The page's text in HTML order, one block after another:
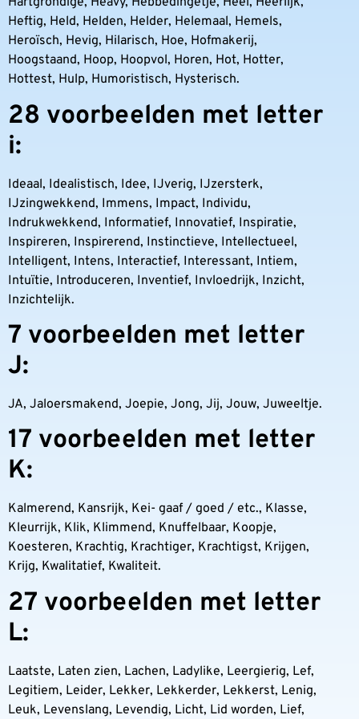
Heftig, Held, Helden, Helder, Helemaal, Hemels,
Heroïsch, Hevig, Hilarisch, Hoe, Hofmakerij,
Hoogstaand, Hoop, Hoopvol, Horen, Hot, Hotter,
Hottest, Hulp, Humoristisch, Hysterisch.
28 voorbeelden met letter
i:
Ideaal, Idealistisch, Idee, IJverig, IJzersterk,
IJzingwekkend, Immens, Impact, Individu,
Indrukwekkend, Informatief, Innovatief, Inspiratie,
Inspireren, Inspirerend, Instinctieve, Intellectueel,
Intelligent, Intens, Interactief, Interessant, Intiem,
Intuïtie, Introduceren, Inventief, Invloedrijk, Inzicht,
Inzichtelijk.
7 voorbeelden met letter
J:
JA, Jaloersmakend, Joepie, Jong, Jij, Jouw, Juweeltje.
17 voorbeelden met letter
K:
Kalmerend, Kansrijk, Kei- gaaf / goed / etc., Klasse,
Kleurrijk, Klik, Klimmend, Knuffelbaar, Koopje,
Koesteren, Krachtig, Krachtiger, Krachtigst, Krijgen,
Krijg, Kwalitatief, Kwaliteit.
27 voorbeelden met letter
L:
Laatste, Laten zien, Lachen, Ladylike, Leergierig, Lef,
Legitiem, Leider, Lekker, Lekkerder, Lekkerst, Lenig,
Leuk, Levenslang, Levendig, Licht, Lid worden, Lief,